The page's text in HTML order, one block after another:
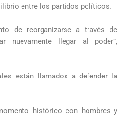
entre los partidos políticos.
de reorganizarse a través de
nuevamente llegar al poder”,
están llamados a defender la
histórico con hombres y